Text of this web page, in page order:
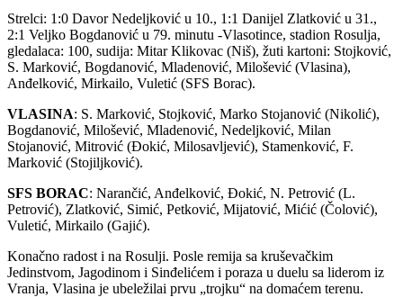
Strelci: 1:0 Davor Nedeljković u 10., 1:1 Danijel Zlatković u 31.,
2:1 Veljko Bogdanović u 79. minutu -Vlasotince, stadion Rosulja,
gledalaca: 100, sudija: Mitar Klikovac (Niš), žuti kartoni: Stojković,
S. Marković, Bogdanović, Mladenović, Milošević (Vlasina),
Anđelković, Mirkailo, Vuletić (SFS Borac).
VLASINA: S. Marković, Stojković, Marko Stojanović (Nikolić),
Bogdanović, Milošević, Mladenović, Nedeljković, Milan
Stojanović, Mitrović (Đokić, Milosavljević), Stamenković, F.
Marković (Stojiljković).
SFS BORAC: Narančić, Anđelković, Đokić, N. Petrović (L.
Petrović), Zlatković, Simić, Petković, Mijatović, Mićić (Čolović),
Vuletić, Mirkailo (Gajić).
Konačno radost i na Rosulji. Posle remija sa kruševačkim
Jedinstvom, Jagodinom i Sinđelićem i poraza u duelu sa liderom iz
Vranja, Vlasina je ubeležilai prvu „trojku“ na domaćem terenu.